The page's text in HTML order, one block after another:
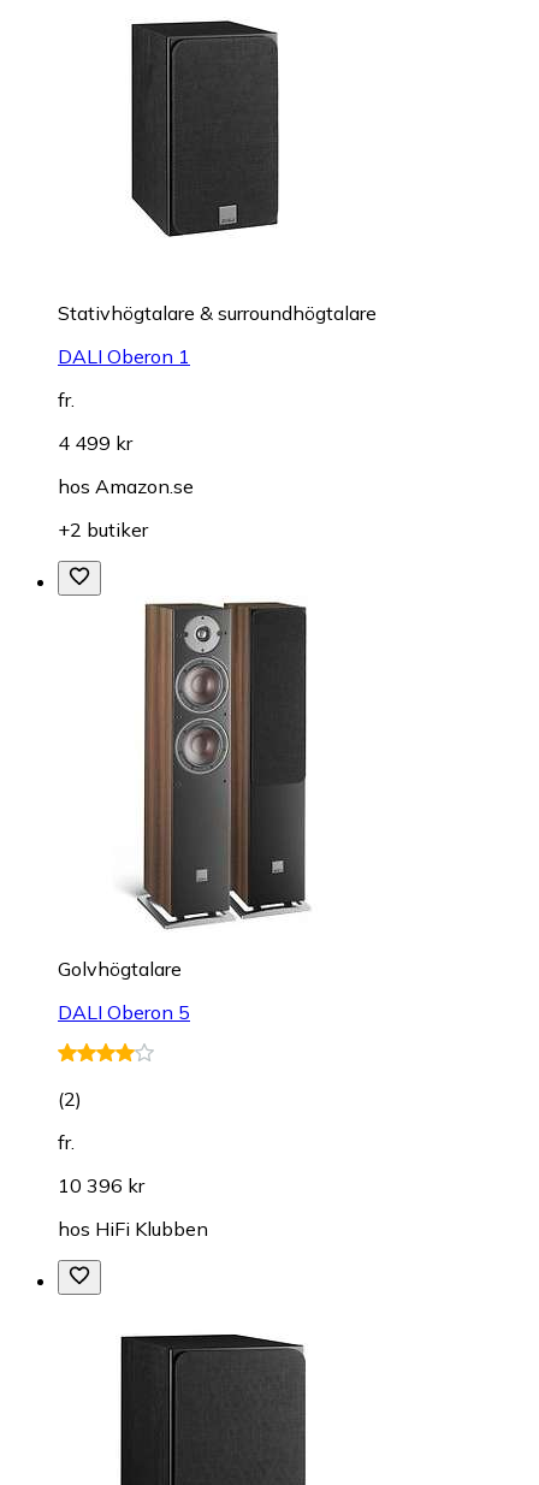
Stativhögtalare & surroundhögtalare
DALI Oberon 1
fr.
4 499 kr
hos Amazon.se
+2 butiker
Golvhögtalare
DALI Oberon 5
(2)
fr.
10 396 kr
hos HiFi Klubben